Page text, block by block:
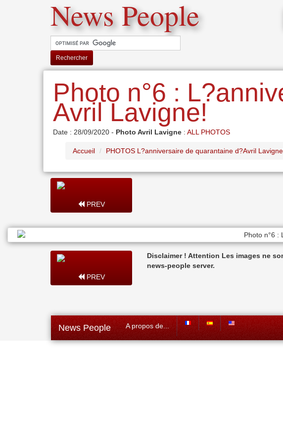
News People
Rechercher
Photo n°6 :
Avril Lavigne!
Date : 28/09/2020 - Photo Avril Lavigne : ALL PHOTOS
Accueil PHOTOS L?anniversaire de quarantaine d?Avril
PREV
PREV
Disclaimer ! Attention Les images ne
news-people server.
News People A propos de...